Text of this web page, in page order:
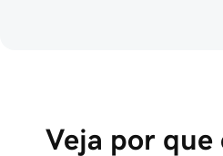
Veja por que